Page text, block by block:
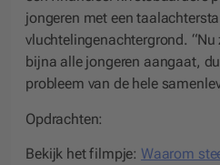
jongeren met een
vluchtelingenachtergrond.
bijna alle jongeren aangaat,
probleem van de hele
Opdrachten:
Bekijk het filmpje: Waarom